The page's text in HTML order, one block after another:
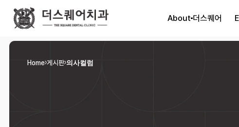
About더스퀘어
Home 게시판 의사컬럼